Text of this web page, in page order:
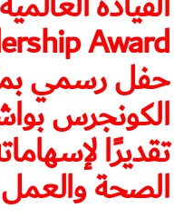
حفل رسمي
الكونجرس
تقديرًا
الصحة والعمل